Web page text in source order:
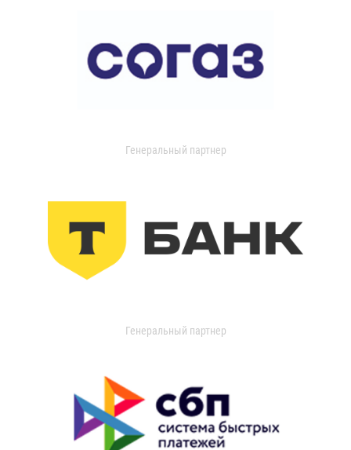
Генеральный партнер
Генеральный партнер